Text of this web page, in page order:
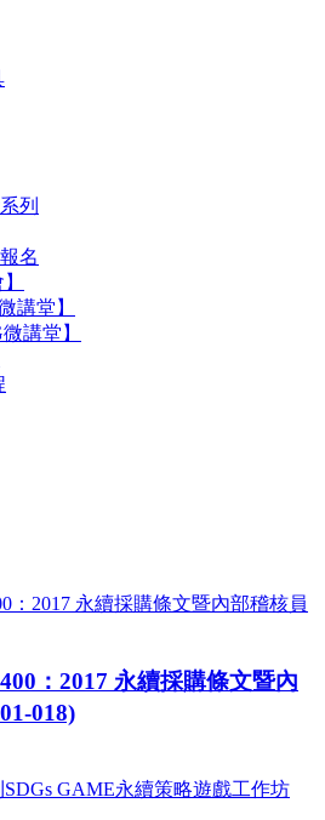
列
名
講堂】
講堂】
：2017 永續採購條文暨內
018)